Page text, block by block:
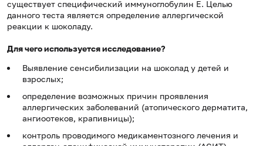
существует специфический иммуноглобулин Е. Целью
данного теста является определение аллергической
реакции к шоколаду.
Для чего используется исследование?
Выявление сенсибилизации на шоколад у детей и
взрослых;
определение возможных причин проявления
аллергических заболеваний (атопического дерматита,
ангиоотеков, крапивницы);
контроль проводимого медикаментозного лечения и